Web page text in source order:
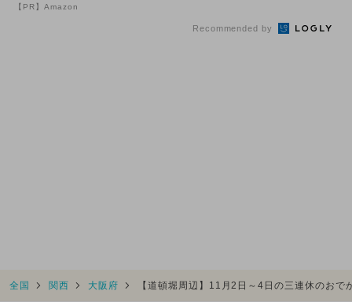
【PR】Amazon
Recommended by
全国 関西 大阪府 【道頓堀周辺】11月2日～4日の三連休のお